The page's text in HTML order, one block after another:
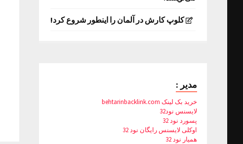
کلوپ کارش در آلمان را اینطور شروع کرد!
مدیر :
خرید بک لینک behtarinbacklink.com
لایسنس نود32
پسورد نود 32
اوکلی لایسنس رایگان نود 32
همیار نود 32